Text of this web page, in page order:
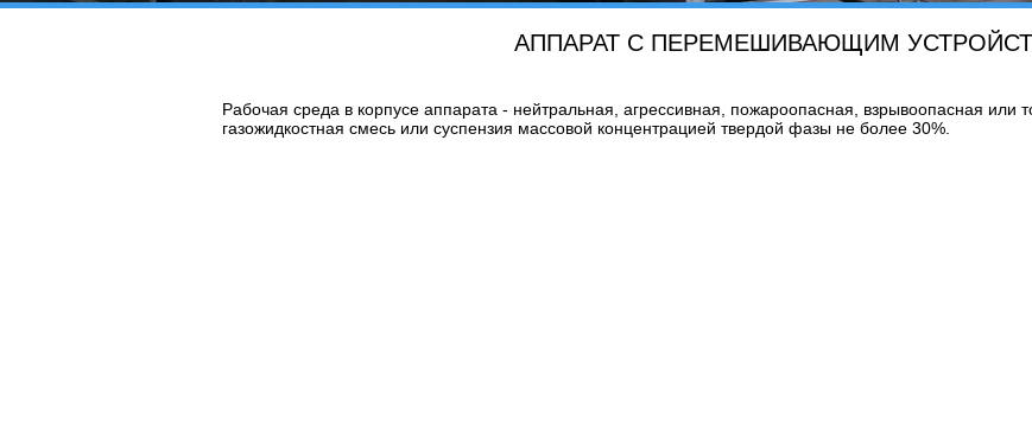
АППАРАТ С ПЕРЕМЕШИВАЮЩИМ
Рабочая среда в корпусе аппарата - нейтральная, агрессивная, пожароопасная, взрывоопасная или
газожидкостная смесь или суспензия массовой концентрацией твердой фазы не более 30%.